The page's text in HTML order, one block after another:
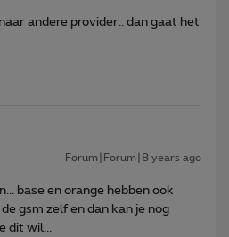
andere provider.. dan gaat het
Forum|Forum|8 years ago
base en orange hebben ook
gsm zelf en dan kan je nog
dit wil...